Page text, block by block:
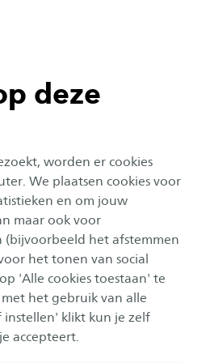
deze
worden er cookies
We plaatsen cookies voor
en om jouw
maar ook voor
het afstemmen
het tonen van social
'Alle cookies toestaan' te
het gebruik van alle
instellen' klikt kun je zelf
accepteert.
ziet veel kansen
om Nederland
dus hebben we je keihard
te bedenken.
het werkveld lever je al direct
klaar te stomen voor
De ideale oplossing is het
zoals meer
een rivier combineren met
en natuur."